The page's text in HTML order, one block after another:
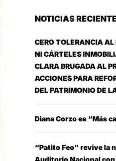
NOTICIAS
CERO TOLERANCIA AL
NI CÁRTELES
CLARA BRUGADA AL
ACCIONES PARA
DEL PATRIMONIO DE
Diana Corzo es “Más
“Patito Feo” revive la
Auditorio Nacional